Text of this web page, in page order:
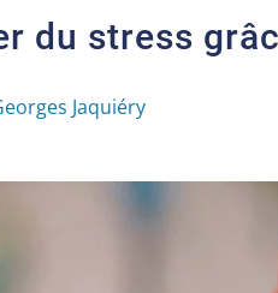
du stress
Jaquiéry